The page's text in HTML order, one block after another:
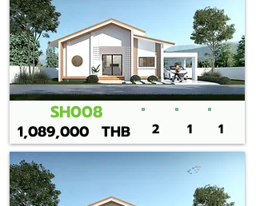
SH008
1,089,000 THB 2 1 1